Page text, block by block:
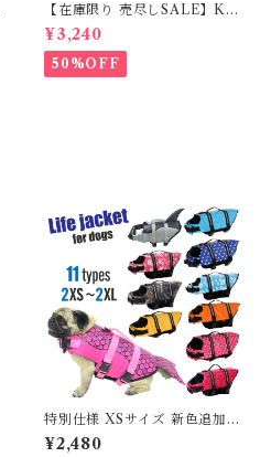
【在庫限り 売尽しSALE】K
M952Tダウンベスト 100%ダ
ウン・フェザー 犬 犬服 ダウン
ジャケット ベスト フレンチブ
ルドッグ 冬服 極暖 暖かい 可
¥3,240
50%OFF
特別仕様 XSサイズ 新色追加
犬 ライフジャケット 犬用 ドッ
グ ペット 安全 安心 超小型犬
¥2,480